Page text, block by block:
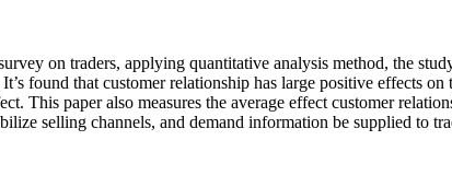
on traders, applying quantitative analysis method, the
found that customer relationship has large positive effects
This paper also measures the average effect customer
selling channels, and demand information be supplied to